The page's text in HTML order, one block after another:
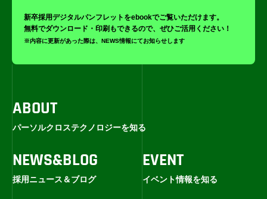
新卒採用デジタルパンフレットをebookでご覧いただけます。
無料でダウンロード・印刷もできるので、ぜひご活用ください！
※内容に更新があった際は、NEWS情報にてお知らせします
ABOUT
パーソルクロステクノロジーを知る
NEWS&BLOG
採用ニュース＆ブログ
EVENT
イベント情報を知る